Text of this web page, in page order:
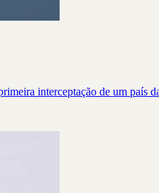
interceptação de um país